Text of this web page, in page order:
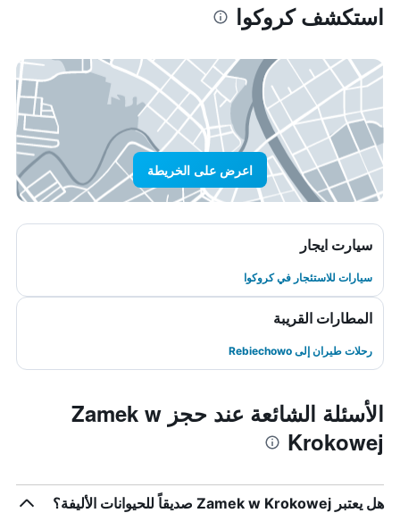
استكشف كروكوا
اعرض على الخريطة
سيارت ايجار
سيارات للاستئجار في كروكوا
المطارات القريبة
رحلات طيران إلى Rebiechowo
الأسئلة الشائعة عند حجز Zamek w
Krokowej
هل يعتبر Zamek w Krokowej صديقاً للحيوانات الأليفة؟